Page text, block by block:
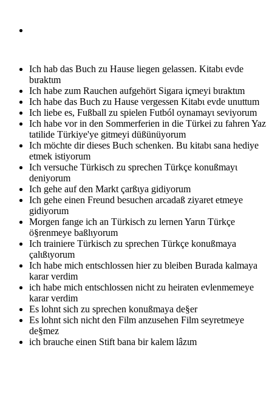
Ich hab das Buch zu Hause liegen gelassen. Kitabι evde
bιraktιm
Ich habe zum Rauchen aufgehört Sigara içmeyi bιraktιm
Ich habe das Buch zu Hause vergessen Kitabι evde unuttum
Ich liebe es, Fußball zu spielen Futból oynamayι seviyorum
Ich habe vor in den Sommerferien in die Türkei zu fahren Yaz
tatilide Türkiye'ye gitmeyi düßünüyorum
Ich möchte dir dieses Buch schenken. Bu kitabι sana hediye
etmek istiyorum
Ich versuche Türkisch zu sprechen Türkçe konußmayι
deniyorum
Ich gehe auf den Markt çarßιya gidiyorum
Ich gehe einen Freund besuchen arcadaß ziyaret etmeye
gidiyorum
Morgen fange ich an Türkisch zu lernen Yarιn Türkçe
ö§renmeye baßlιyorum
Ich trainiere Türkisch zu sprechen Türkçe konußmaya
çalιßιyorum
Ich habe mich entschlossen hier zu bleiben Burada kalmaya
karar verdim
ich habe mich entschlossen nicht zu heiraten evlenmemeye
karar verdim
Es lohnt sich zu sprechen konußmaya de§er
Es lohnt sich nicht den Film anzusehen Film seyretmeye
de§mez
ich brauche einen Stift bana bir kalem lâzιm